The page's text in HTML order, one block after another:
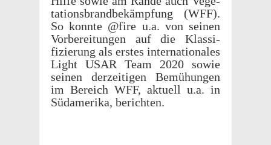
ta­tions­brand­bekämp­fung (WFF).
So konnte @fire u.a. von seinen
Vorbere­itun­gen auf die Klas­si­
fizierung als erstes inter­na­tionales
Light USAR Team 2020 sowie
seinen derzeit­i­gen Bemühun­gen
im Bere­ich WFF, aktuell u.a. in
Südamerika, berichten.